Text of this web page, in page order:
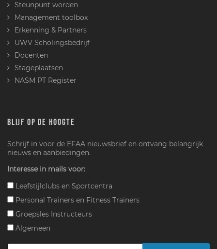
Steunpunt worden
Management toolbox
Erkenning & Partners
UWV Scholingsbedrijf
Docenten
Stageplaatsen
NASM PT Register
BLIJF OP DE HOOGTE
Schrijf in voor de EFAA nieuwsbrief en ontvang belangrijk
nieuws en aanbiedingen.
Interesse in mails voor:
Leefstijlclubs en Sportcentra
Personal Trainers en Fitness Trainers
Groepsles Instructeurs
Algemeen